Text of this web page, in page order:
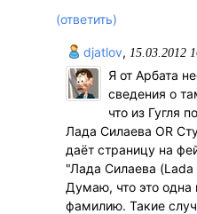
(ответить)
djatlov,15.03.2012
Я от Арбата
сведения о
что из Гугля
Лада Силаева OR
даёт страницу на
"Лада Силаева (Lada
Думаю, что это
фамилию. Такие